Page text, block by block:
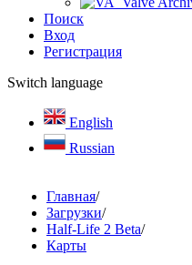
Поиск
Вход
Регистрация
Switch language
English
Russian
Главная/
Загрузки/
Half-Life 2 Beta/
Карты